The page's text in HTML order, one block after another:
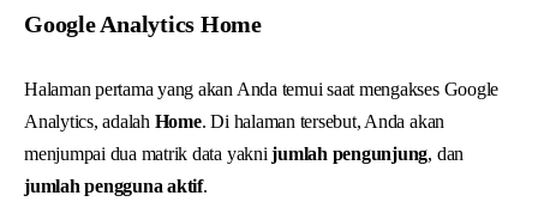
Google Analytics Home
Halaman pertama yang akan Anda temui saat mengakses Google
Analytics, adalah Home. Di halaman tersebut, Anda akan
menjumpai dua matrik data yaknijumlah pengunjung, dan
jumlah pengguna aktif.